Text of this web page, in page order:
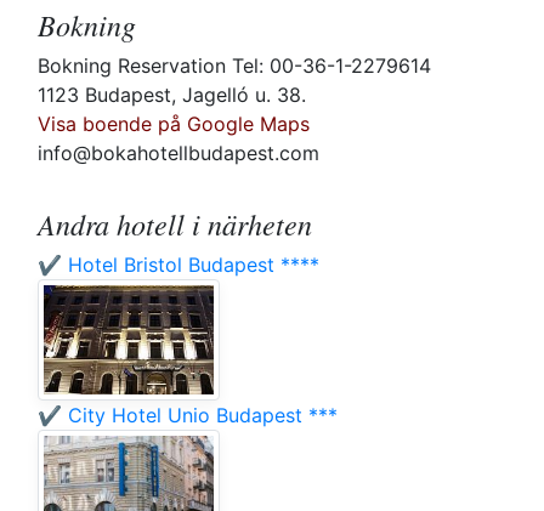
Bokning
Bokning Reservation Tel: 00-36-1-2279614
1123 Budapest, Jagelló u. 38.
Visa boende på Google Maps
info@bokahotellbudapest.com
Andra hotell i närheten
✔️ Hotel Bristol Budapest ****
✔️ City Hotel Unio Budapest ***